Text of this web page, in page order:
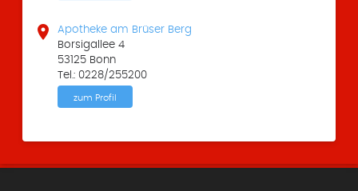

Apotheke am Brüser Berg
Borsigallee 4
53125 Bonn
Tel.: 0228/255200
zum Profil